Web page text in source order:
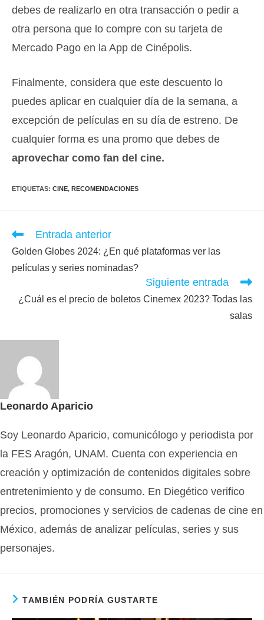
debes de realizarlo en otra transacción o pedir a
otra persona que lo compre con su tarjeta de
Mercado Pago en la App de Cinépolis.
Finalmente, considera que este descuento lo
puedes aplicar en cualquier día de la semana, a
excepción de películas en su día de estreno. De
cualquier forma es una promo que debes de
aprovechar como fan del cine.
ETIQUETAS: CINE, RECOMENDACIONES
Leer
artículos
Entrada anterior
Golden Globes 2024: ¿En qué plataformas ver las
películas y series nominadas?
Siguiente entrada
¿Cuál es el precio de boletos Cinemex 2023? Todas las
salas
Leonardo Aparicio
Soy Leonardo Aparicio, comunicólogo y periodista por
la FES Aragón, UNAM. Cuenta con experiencia en
creación y optimización de contenidos digitales sobre
entretenimiento y de consumo. En Diegético verifico
precios, promociones y servicios de cadenas de cine en
México, además de analizar películas, series y sus
personajes.
TAMBIÉN PODRÍA GUSTARTE